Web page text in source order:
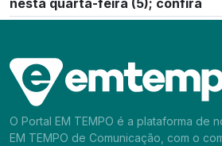
nesta quarta-feira (5); confira
O Portal EM TEMPO é a plataforma de
EM TEMPO de Comunicação, com o